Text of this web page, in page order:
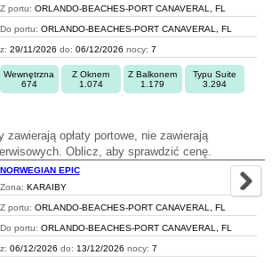
Z portu: ORLANDO-BEACHES-PORT CANAVERAL, FL
Do portu: ORLANDO-BEACHES-PORT CANAVERAL, FL
z: 29/11/2026 do: 06/12/2026 nocy: 7
Wewnętrzna
674
Z Oknem
1.074
Z Balkonem
1.179
Typu Suite
3.294
opłaty portowe, nie zawierają
Oblicz, aby sprawdzić cenę.
NORWEGIAN EPIC
Zona: KARAIBY
Z portu: ORLANDO-BEACHES-PORT CANAVERAL, FL
Do portu: ORLANDO-BEACHES-PORT CANAVERAL, FL
z: 06/12/2026 do: 13/12/2026 nocy: 7